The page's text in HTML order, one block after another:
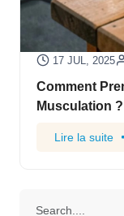
17 JUL, 2025
Comment
Musculation
Lire la suite